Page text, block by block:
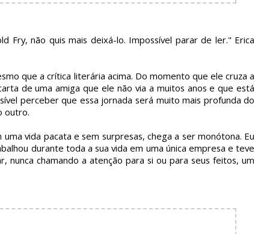
Fry, não quis mais deixá-lo. Impossível parar de ler." Erica
que a crítica literária acima. Do momento que ele cruza a
de uma amiga que ele não via a muitos anos e que está
perceber que essa jornada será muito mais profunda do
outro.
vida pacata e sem surpresas, chega a ser monótona. Eu
durante toda a sua vida em uma única empresa e teve
nunca chamando a atenção para si ou para seus feitos, um